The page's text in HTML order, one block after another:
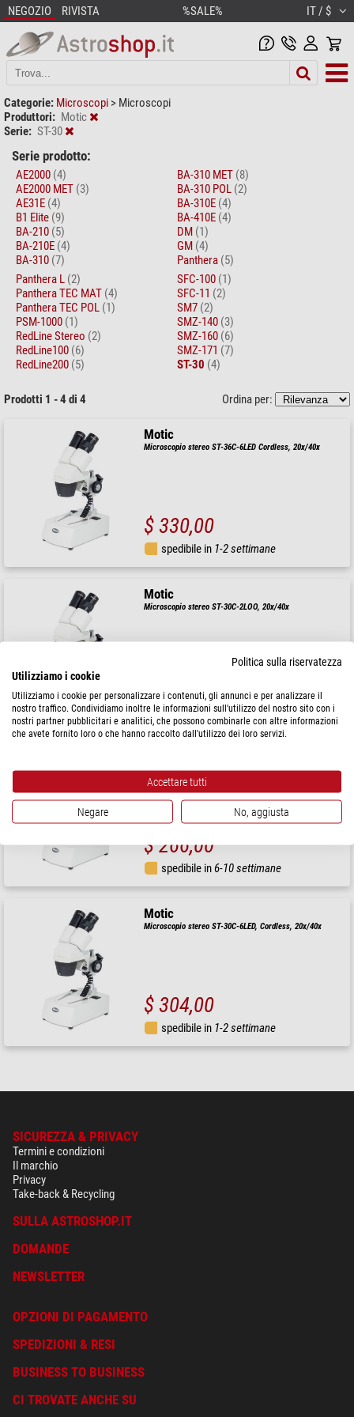
NEGOZIO RIVISTA %SALE% IT / $
Categorie: Microscopi > Microscopi
Produttori: Motic
Serie: ST-30
Serie prodotto:
AE2000 (4)
AE2000 MET (3)
AE31E (4)
B1 Elite (9)
BA-210 (5)
BA-210E (4)
BA-310 (7)
BA-310 MET (8)
BA-310 POL (2)
BA-310E (4)
BA-410E (4)
DM (1)
GM (4)
Panthera (5)
Panthera L (2)
Panthera TEC MAT (4)
Panthera TEC POL (1)
PSM-1000 (1)
RedLine Stereo (2)
RedLine100 (6)
RedLine200 (5)
SFC-100 (1)
SFC-11 (2)
SM7 (2)
SMZ-140 (3)
SMZ-160 (6)
SMZ-171 (7)
ST-30 (4)
Prodotti 1 - 4 di 4 Ordina per:
Motic
Microscopio stereo ST-36C-6LED Cordless, 20x/40x
$ 330,00
spedibile in 1-2 settimane
Motic
Microscopio stereo ST-30C-2LOO, 20x/40x
$ 244,00
spedibile in1-2 settimane
$ 266,00
spedibile in6-10 settimane
Motic
Microscopio stereo ST-30C-6LED, Cordless, 20x/40x
$ 304,00
spedibile in 1-2 settimane
SICUREZZA & PRIVACY
Termini e condizioni
Il marchio
Privacy
Take-back & Recycling
SULLA ASTROSHOP.IT
DOMANDE
NEWSLETTER
OPZIONI DI PAGAMENTO
SPEDIZIONI & RESI
BUSINESS TO BUSINESS
CI TROVATE ANCHE SU
Politica sulla riservatezza
Utilizziamo i cookie
Utilizziamo i cookie per personalizzare i contenuti, gli annunci e per analizzare il
nostro traffico. Condividiamo inoltre le informazioni sull'utilizzo del nostro sito con i
nostri partner pubblicitari e analitici, che possono combinarle con altre informazioni
che avete fornito loro o che hanno raccolto dall'utilizzo dei loro servizi.
Accettare tutti
Negare No, aggiusta